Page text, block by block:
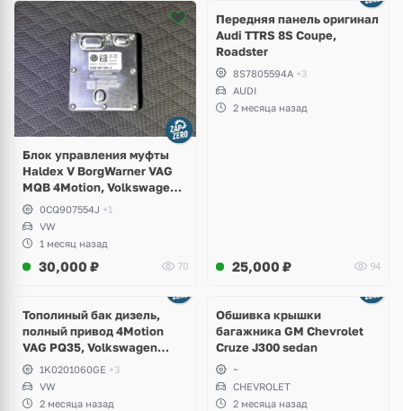
Блок управления муфты
Haldex V BorgWarner VAG
MQB 4Motion, Volkswagen
Tiguan
0CQ907554J +1
VW
1 месяц назад
30,000 ₽ 70
2 фото
Передняя панель оригинал
Audi TTRS 8S Coupe,
Roadster
8S7805594A +3
AUDI
2 месяца назад
25,000 ₽ 94
Тополиный бак дизель,
полный привод 4Motion
VAG PQ35, Volkswagen
Scirocco, Golf V, VI, Skoda
Yeti, Octavia A5, Superb,
Audi A3, Seat Altea
1K0201060GE +3
VW
2 месяца назад
Обшивка крышки
багажника GM Chevrolet
Cruze J300 sedan
~
CHEVROLET
2 месяца назад